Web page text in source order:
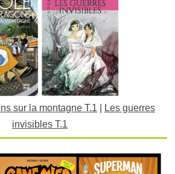
sur la montagne T.1
Les guerres
invisibles T.1